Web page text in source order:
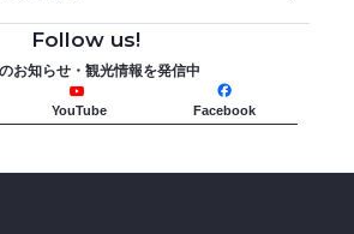
Follow us!
お知らせ・観光情報を発信中
YouTube Facebook